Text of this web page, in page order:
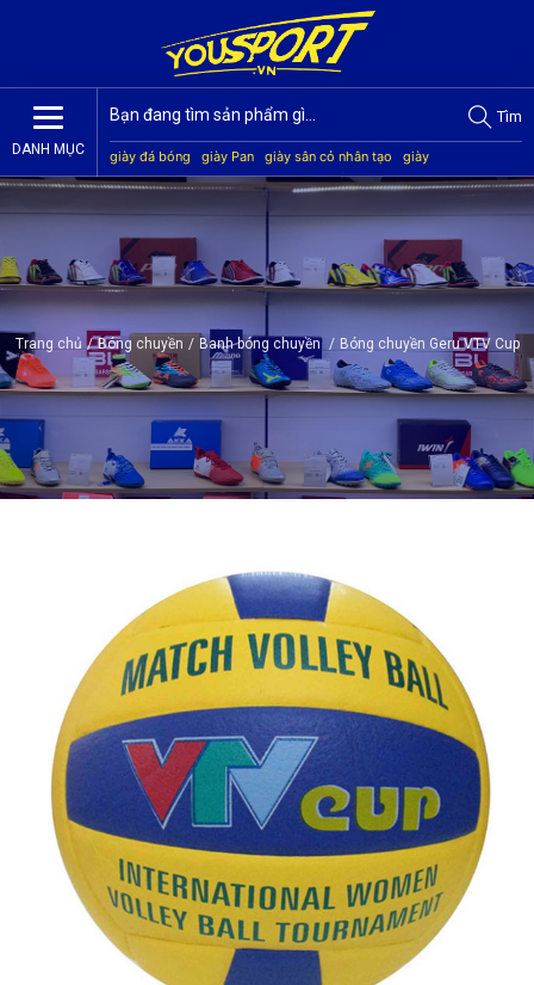
DANH MỤC
Tìm
giày đá bóng giày Pan giày sân cỏ nhân tạo
giày
Jogarbola
giày Mitre giày Akka quần áo bóng đá
giày
Trang chủ / Bóng chuyền / Banh bóng chuyền / Bóng chuyền Geru VTV Cup